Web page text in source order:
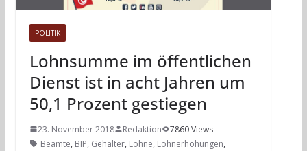
POLITIK
Lohnsumme im öffentlichen
Dienst ist in acht Jahren um
50,1 Prozent gestiegen
23. November 2018 Redaktion
7860 Views
Beamte, BIP, Gehälter, Löhne, Lohnerhöhungen,